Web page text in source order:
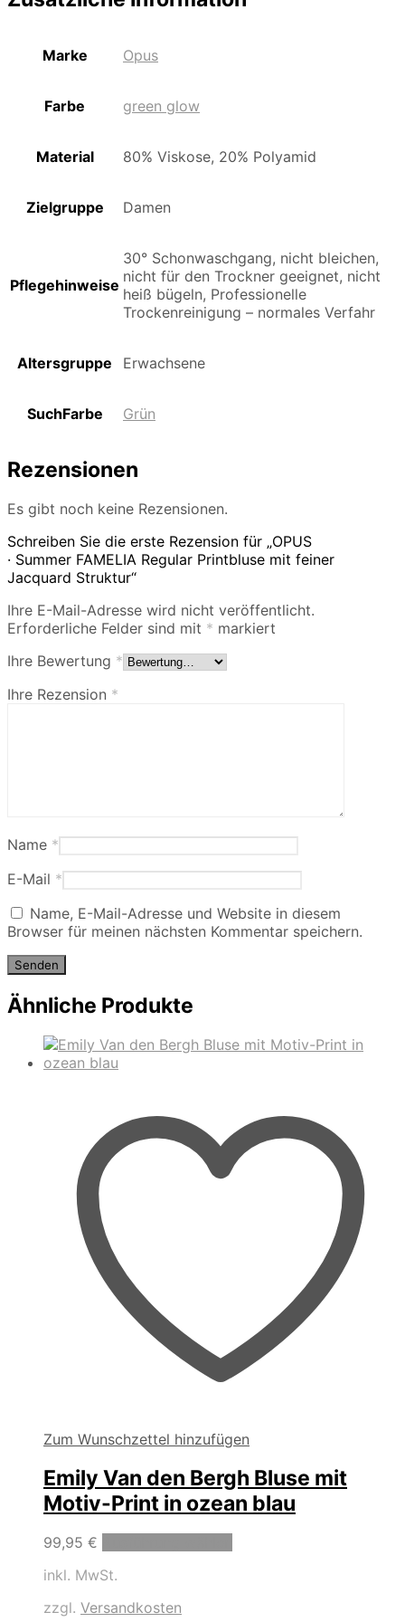
Marke Opus
Farbe green glow
Material 80% Viskose, 20% Polyamid
Zielgruppe Damen
Pflegehinweise
30° Schonwaschgang, nicht bleichen,
nicht für den Trockner geeignet, nicht
heiß bügeln, Professionelle
Trockenreinigung – normales Verfahr
Altersgruppe Erwachsene
SuchFarbe Grün
Rezensionen
Es gibt noch keine Rezensionen.
Schreiben Sie die erste Rezension für „OPUS
· Summer FAMELIA Regular Printbluse mit feiner
Jacquard Struktur“
Ihre E-Mail-Adresse wird nicht veröffentlicht.
Erforderliche Felder sind mit * markiert
Ihre Bewertung *
Ihre Rezension *
Name *
E-Mail *
Name, E-Mail-Adresse und Website in diesem
Browser für meinen nächsten Kommentar speichern.
Ähnliche Produkte
Zum Wunschzettel hinzufügen
Emily Van den Bergh Bluse mit
Motiv-Print in ozean blau
99,95 €
inkl. MwSt.
zzgl. Versandkosten